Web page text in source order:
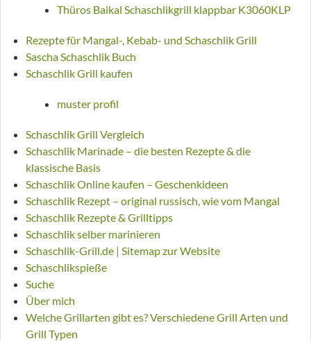
Thüros Baikal Schaschlikgrill klappbar K3060KLP
Rezepte für Mangal-, Kebab- und Schaschlik Grill
Sascha Schaschlik Buch
Schaschlik Grill kaufen
muster profil
Schaschlik Grill Vergleich
Schaschlik Marinade – die besten Rezepte & die
klassische Basis
Schaschlik Online kaufen – Geschenkideen
Schaschlik Rezept – original russisch, wie vom Mangal
Schaschlik Rezepte & Grilltipps
Schaschlik selber marinieren
Schaschlik-Grill.de | Sitemap zur Website
Schaschlikspieße
Suche
Über mich
Welche Grillarten gibt es? Verschiedene Grill Arten und
Grill Typen